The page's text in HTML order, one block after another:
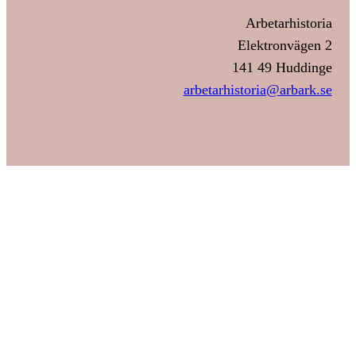
Arbetarhistoria
Elektronvägen 2
141 49 Huddinge
arbetarhistoria@arbark.se